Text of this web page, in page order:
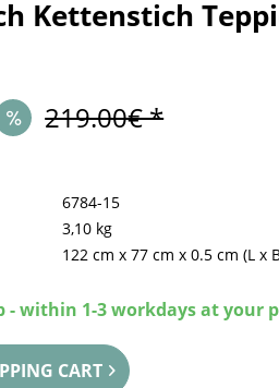
Kettenstich
219.00€ *
6784-15
3,10 kg
122 cm x77 cm x0.5 cm (L x
- within 1-3 workdays at your
CART